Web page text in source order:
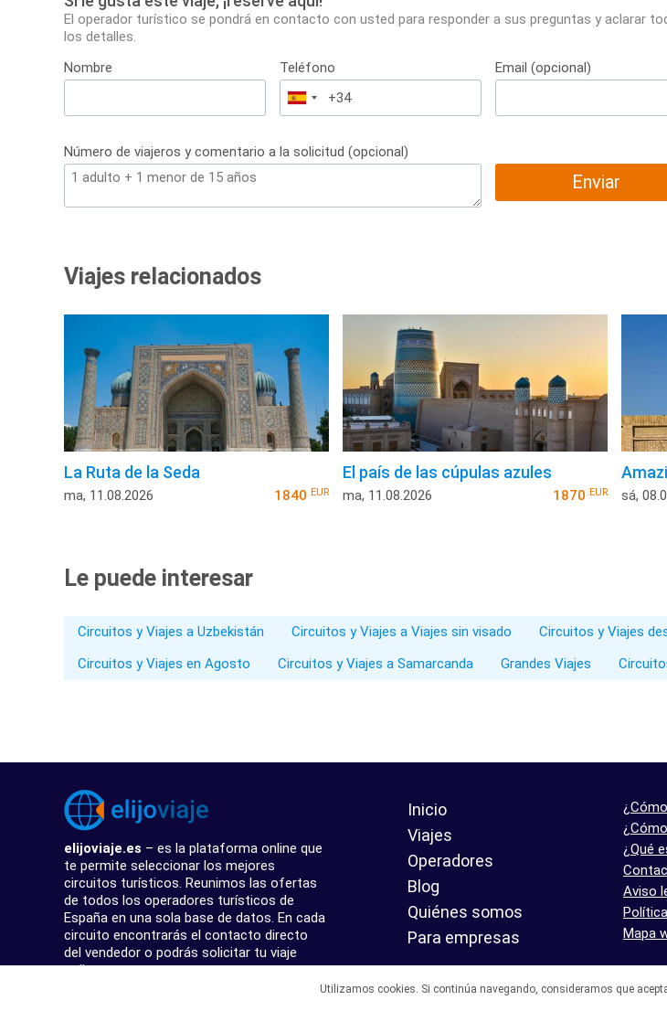
El operador turístico se pondrá en contacto con usted para responder a sus preguntas y aclarar
los detalles.
Nombre
Teléfono
España
+34
Email (opcional)
Número de viajeros y comentario a la solicitud (opcional)
Enviar
Viajes relacionados
La Ruta de la Seda
ma, 11.08.2026 1840 EUR
El país de las cúpulas azules
ma, 11.08.2026 1870 EUR sá,
Le puede interesar
Circuitos y Viajes a Uzbekistán Circuitos y Viajes a Viajes sin visado Circuitos y Viajes
Circuitos y Viajes en Agosto
Circuitos y Viajes a Samarcanda Grandes Viajes
elijoviaje.es – es la plataforma online que
te permite seleccionar los mejores
circuitos turísticos. Reunimos las ofertas
de todos los operadores turísticos de
España en una sola base de datos. En cada
circuito encontrarás el contacto directo
del vendedor o podrás solicitar tu viaje
online.
Inicio
Viajes
Operadores
Blog
Quiénes somos
Para empresas
¿Qué
Aviso
Mapa
Utilizamos cookies. Si continúa navegando, consideramos que